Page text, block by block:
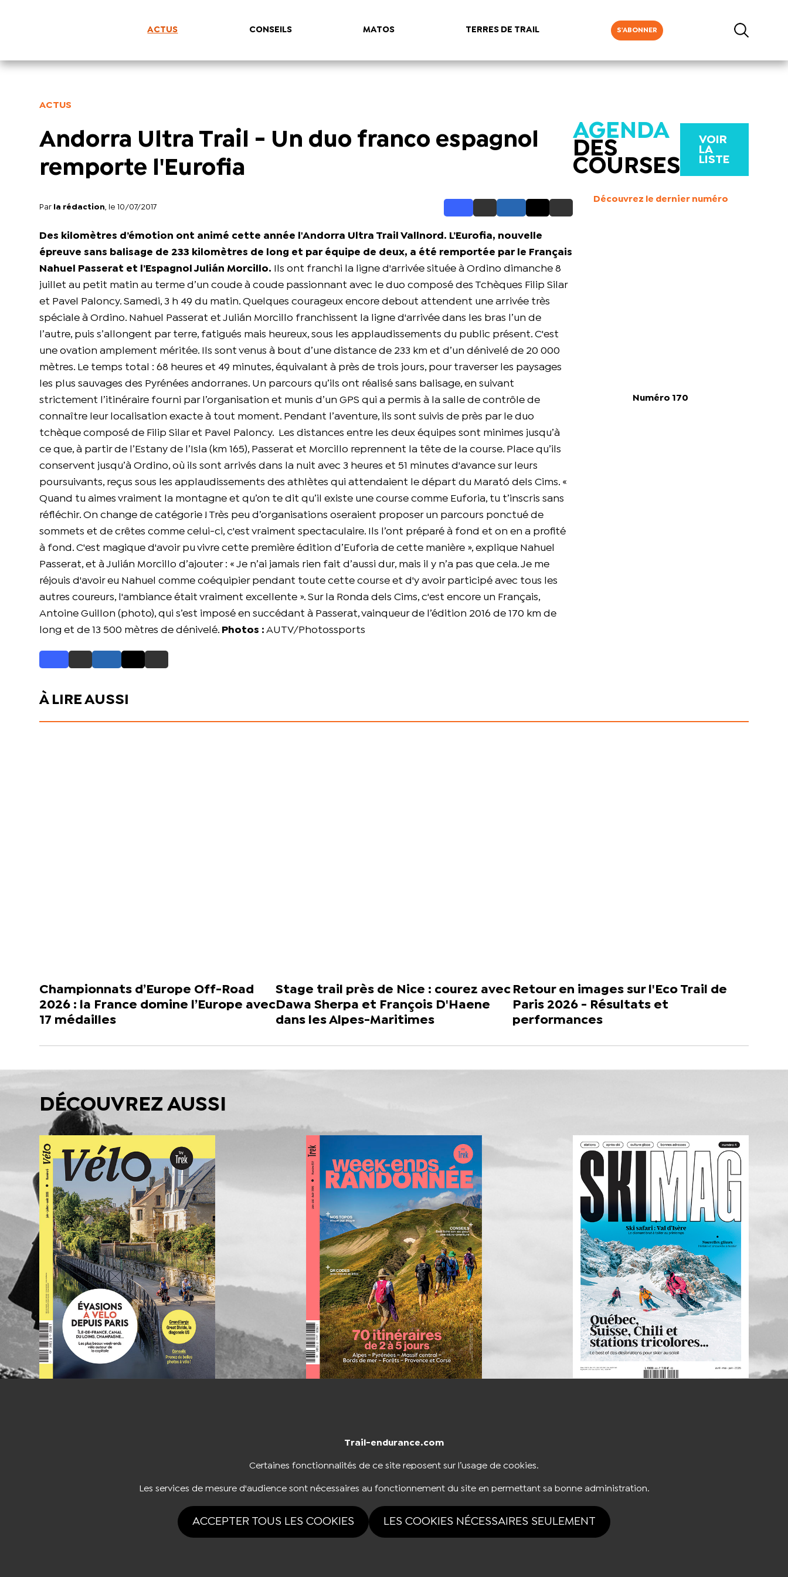
Trail-endurance.com
Certaines fonctionnalités de ce site reposent sur l’usage de cookies.
Les services de mesure d'audience sont nécessaires au fonctionnement du site en permettant sa bonne administration.
ACCEPTER TOUS LES COOKIES LES COOKIES NÉCESSAIRES SEULEMENT
ACTUS CONSEILS MATOS TERRES DE TRAIL S'ABONNER
ACTUS
Andorra Ultra Trail - Un duo franco espagnol
remporte l'Eurofia
Par la rédaction , le 10/07/2017
Des kilomètres d’émotion ont animé cette année l'Andorra Ultra Trail Vallnord. L’Eurofia, nouvelle
épreuve sans balisage de 233 kilomètres de long et par équipe de deux, a été remportée par le Français
Nahuel Passerat et l’Espagnol Julián Morcillo. Ils ont franchi la ligne d'arrivée située à Ordino dimanche 8
juillet au petit matin au terme d’un coude à coude passionnant avec le duo composé des Tchèques Filip Silar
et Pavel Paloncy. Samedi, 3 h 49 du matin. Quelques courageux encore debout attendent une arrivée très
spéciale à Ordino. Nahuel Passerat et Julián Morcillo franchissent la ligne d'arrivée dans les bras l’un de
l’autre, puis s’allongent par terre, fatigués mais heureux, sous les applaudissements du public présent. C'est
une ovation amplement méritée. Ils sont venus à bout d’une distance de 233 km et d’un dénivelé de 20 000
mètres. Le temps total : 68 heures et 49 minutes, équivalant à près de trois jours, pour traverser les paysages
les plus sauvages des Pyrénées andorranes. Un parcours qu’ils ont réalisé sans balisage, en suivant
strictement l’itinéraire fourni par l’organisation et munis d’un GPS qui a permis à la salle de contrôle de
connaître leur localisation exacte à tout moment. Pendant l’aventure, ils sont suivis de près par le duo
tchèque composé de Filip Silar et Pavel Paloncy.
Les distances entre les deux équipes sont minimes jusqu’à
ce que, à partir de l’Estany de l’Isla (km 165), Passerat et Morcillo reprennent la tête de la course. Place qu’ils
conservent jusqu’à Ordino, où ils sont arrivés dans la nuit avec 3 heures et 51 minutes d'avance sur leurs
poursuivants, reçus sous les applaudissements des athlètes qui attendaient le départ du Marató dels Cims. «
Quand tu aimes vraiment la montagne et qu’on te dit qu’il existe une course comme Euforia, tu t’inscris sans
réfléchir. On change de catégorie ! Très peu d’organisations oseraient proposer un parcours ponctué de
sommets et de crêtes comme celui-ci, c'est vraiment spectaculaire. Ils l’ont préparé à fond et on en a profité
à fond. C'est magique d'avoir pu vivre cette première édition d’Euforia de cette manière », explique Nahuel
Passerat, et à Julián Morcillo d’ajouter : « Je n’ai jamais rien fait d’aussi dur, mais il y n’a pas que cela. Je me
réjouis d'avoir eu Nahuel comme coéquipier pendant toute cette course et d'y avoir participé avec tous les
autres coureurs, l'ambiance était vraiment excellente ». Sur la Ronda dels Cims, c'est encore un Français,
Antoine Guillon (photo), qui s’est imposé en succédant à Passerat, vainqueur de l’édition 2016 de 170 km de
long et de 13 500 mètres de dénivelé. Photos : AUTV/Photossports
AGENDA
DES
COURSES
VOIR
LA
LISTE
Découvrez le dernier numéro
Numéro 170
À LIRE AUSSI
Championnats d’Europe Off-Road
2026 : la France domine l’Europe avec
17 médailles
Stage trail près de Nice : courez avec
Dawa Sherpa et François D'Haene
dans les Alpes-Maritimes
Retour en images sur l'Eco Trail de
Paris 2026 - Résultats et
performances
DÉCOUVREZ AUSSI
BOUTIQUE